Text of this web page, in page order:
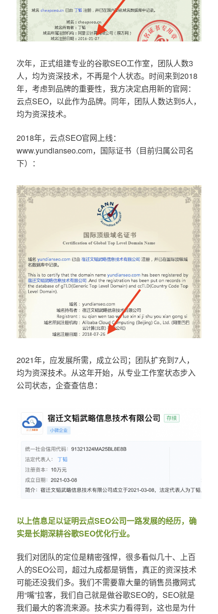
次年，正式组建专业的谷歌SEO工作室，团队人数3
人，均为资深技术，不再是个人状态。时间来到2018
年，考虑到品牌的重要性，我方决定启用新的官网：
云点SEO，以此作为品牌。同年，团队人数达到5人，
均为资深技术。
2018年，云点SEO官网上线：
www.yundianseo.com，国际证书（目前归属公司名
下）：
2021年，应发展所需，成立公司；团队扩充到7人，
均为资深技术。从这年开始，从专业工作室状态步入
公司状态，企查查信息：
以上信息足以证明云点SEO公司一路发展的经历，确
实是长期深耕谷歌SEO优化行业。
我们对团队的定位是精密强悍，很多看似几十、上百
人的SEO公司，超过九成都是销售，真正的资深技术
可能还没我们多。我们不需要靠大量的销售员撒网式
用“嘴”拉客，我们自己就是做谷歌SEO的，SEO就是
我们最大的客流来源。技术实力看得到，这也是为什